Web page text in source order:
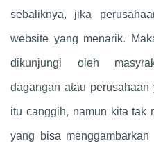
sebaliknya, jika
website yang menarik.
dikunjungi oleh
dagangan atau
itu canggih, namun kita tak
yang bisa